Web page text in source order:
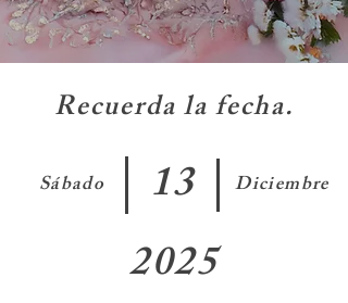
Recuerda la fecha.
Sábado 13 Diciembre
2025